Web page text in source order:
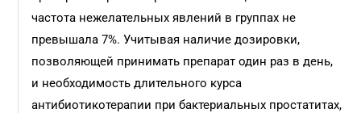
частота нежелательных явлений в группах не
превышала 7%. Учитывая наличие дозировки,
позволяющей принимать препарат один раз в день,
и необходимость длительного курса
антибиотикотерапии при бактериальных простатитах,